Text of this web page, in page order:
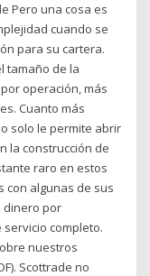
Pero una cosa es
cuando se
para su cartera.
tamaño de la
operación, más
Cuanto más
solo le permite abrir
la construcción de
raro en estos
con algunas de sus
dinero por
completo.
nuestros
Scottrade no